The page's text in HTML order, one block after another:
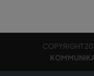
COPYRIGHT